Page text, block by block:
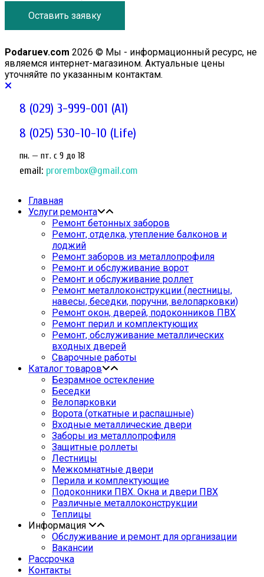
Оставить заявку
Podaruev.com 2026 © Мы - информационный ресурс, не
являемся интернет-магазином. Актуальные цены
уточняйте по указанным контактам.
8 (029) 3-999-001 (A1)
8 (025) 530-10-10 (Life)
пн. — пт. c 9 до 18
email: prorembox@gmail.com
Главная
Услуги ремонта
Ремонт бетонных заборов
Ремонт, отделка, утепление балконов и
лоджий
Ремонт заборов из металлопрофиля
Ремонт и обслуживание ворот
Ремонт и обслуживание роллет
Ремонт металлоконструкции (лестницы,
навесы, беседки, поручни, велопарковки)
Ремонт окон, дверей, подоконников ПВХ
Ремонт перил и комплектующих
Ремонт, обслуживание металлических
входных дверей
Сварочные работы
Каталог товаров
Безрамное остекление
Беседки
Велопарковки
Ворота (откатные и распашные)
Входные металлические двери
Заборы из металлопрофиля
Защитные роллеты
Лестницы
Межкомнатные двери
Перила и комплектующие
Подоконники ПВХ. Окна и двери ПВХ
Различные металлоконструкции
Теплицы
Информация
Обслуживание и ремонт для организации
Вакансии
Рассрочка
Контакты